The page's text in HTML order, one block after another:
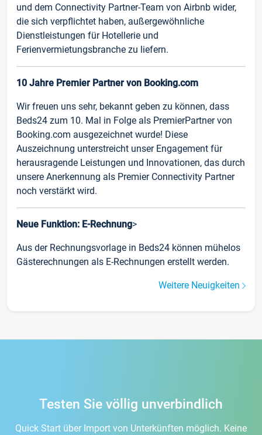
und dem Connectivity Partner-Team von Airbnb wider,
die sich verpflichtet haben, außergewöhnliche
Dienstleistungen für Hotellerie und
Ferienvermietungsbranche zu liefern.
10 Jahre Premier Partner von Booking.com
Wir freuen uns sehr, bekannt geben zu können, dass
Beds24 zum 10. Mal in Folge als PremierPartner von
Booking.com ausgezeichnet wurde! Diese
Auszeichnung unterstreicht unser Engagement für
herausragende Leistungen und Innovationen, das durch
unsere Anerkennung als Premier Connectivity Partner
noch verstärkt wird.
Neue Funktion: E-Rechnung>
Aus der Rechnungsvorlage in Beds24 können mühelos
Gästerechnungen als E-Rechnungen erstellt werden.
Weitere Neuigkeiten
Testen Sie völlig unverbindlich
Quick Start über Import von Unterkünften möglich. Keine